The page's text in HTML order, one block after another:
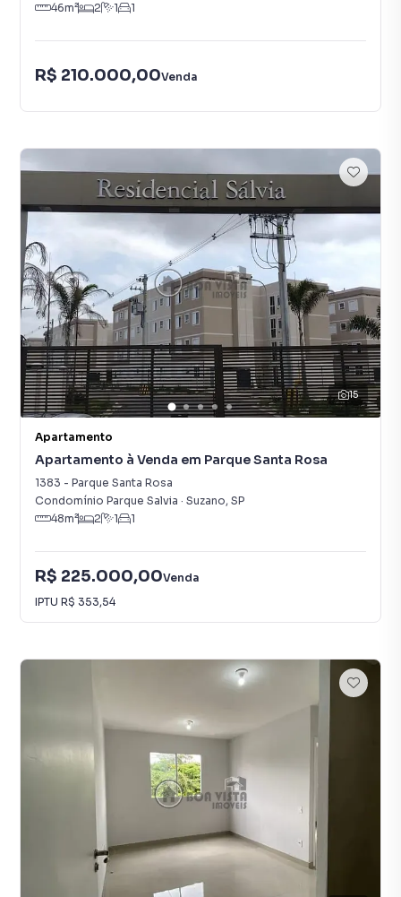
46m² 2 1 1
R$ 210.000,00Venda
15
Apartamento
Apartamento à Venda em Parque Santa Rosa
1383 - Parque Santa Rosa
Condomínio Parque Salvia · Suzano, SP
48m² 2 1 1
R$ 225.000,00Venda
IPTU R$ 353,54